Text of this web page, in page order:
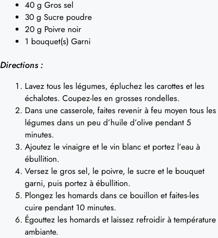
40 g Gros sel
30 g Sucre poudre
20 g Poivre noir
1 bouquet(s) Garni
Directions :
Lavez tous les légumes, épluchez les carottes et les
échalotes. Coupez-les en grosses rondelles.
Dans une casserole, faites revenir à feu moyen tous les
légumes dans un peu d’huile d’olive pendant 5
minutes.
Ajoutez le vinaigre et le vin blanc et portez l’eau à
ébullition.
Versez le gros sel, le poivre, le sucre et le bouquet
garni, puis portez à ébullition.
Plongez les homards dans ce bouillon et faites-les
cuire pendant 10 minutes.
Égouttez les homards et laissez refroidir à température
ambiante.